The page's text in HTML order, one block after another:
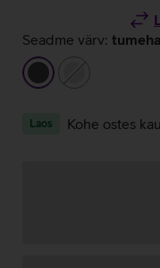
Seadme värv:
tumehallhõbedane
Laos Kohe ostes